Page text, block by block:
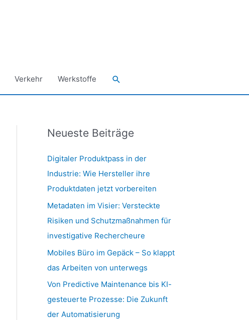
Verkehr Werkstoffe Suchen
Neueste Beiträge
Digitaler Produktpass in der
Industrie: Wie Hersteller ihre
Produktdaten jetzt vorbereiten
Metadaten im Visier: Versteckte
Risiken und Schutzmaßnahmen für
investigative Rechercheure
Mobiles Büro im Gepäck – So klappt
das Arbeiten von unterwegs
Von Predictive Maintenance bis KI-
gesteuerte Prozesse: Die Zukunft
der Automatisierung